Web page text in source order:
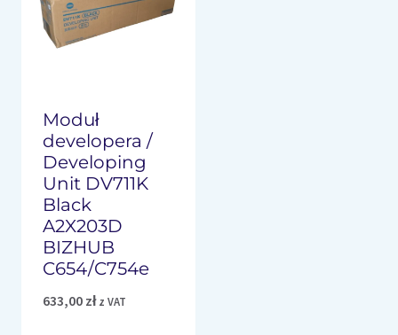
Moduł
developera /
Developing
Unit DV711K
Black
A2X203D
BIZHUB
C654/C754e
633,00 zł z VAT